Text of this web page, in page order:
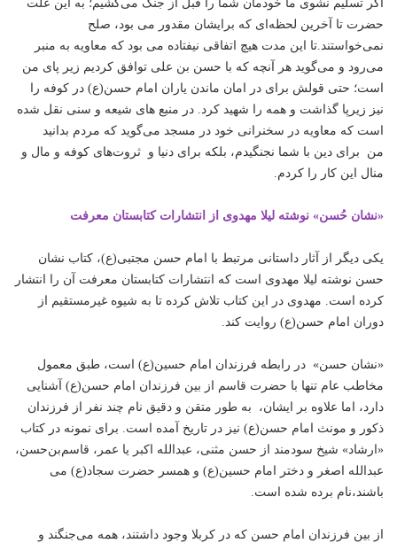
اگر تسلیم نشوی ما خودمان شما را قبل از جنگ می‌کشیم؛ به این علت
حضرت تا آخرین لحظه‌ای که برایشان مقدور می بود، صلح
نمی‌خواستند‌.تا این مدت هیچ اتفاقی نیفتاده می بود که معاویه به منبر
می‌رود و می‌گوید هر آنچه که با حسن بن علی توافق کردیم زیر پای من
است؛ حتی قولش برای در امان ماندن یاران امام حسن(ع) در کوفه را
نیز زیرپا گذاشت و همه را شهید کرد. در منبع های شیعه و سنی نقل شده
است که معاویه در سخنرانی خود در مسجد می‌گوید که مردم بدانید
من برای دین با شما نجنگیدم‌، بلکه برای دنیا و ثروت‌های کوفه و مال و
منال این کار را کردم.
«نشان حُسن» نوشته لیلا مهدوی از انتشارات کتابستان معرفت
یکی دیگر از آثار داستانی مرتبط با امام حسن مجتبی(ع)،‌ کتاب نشان
حسن نوشته لیلا مهدوی است که انتشارات کتابستان معرفت آن را انتشار
کرده است. مهدوی در این کتاب تلاش کرده تا به شیوه غیرمستقیم از
دوران امام حسن(ع) روایت کند.
«نشان حسن» در رابطه فرزندان امام حسین(ع) است،‌ طبق معمول
مخاطب عام تنها با حضرت قاسم از بین فرزندان امام حسن(ع) آشنایی
دارد،‌ اما علاوه بر ایشان، به طور متقن و دقیق نام چند نفر از فرزندان
ذکور و مونث امام حسن(ع) نیز در تاریخ آمده است. برای نمونه در کتاب
«ارشاد» شیخ سودمند از حسن مثنی‌، عبدالله اکبر یا عمر،‌ قاسم‌بن‌حسن‌،
عبدالله اصغر و دختر امام حسین(ع) و همسر حضرت سجاد(ع) می
باشند،‌نام برده شده است.
از بین فرزندان امام حسن که در کربلا وجود داشتند،‌ همه می‌جنگند و